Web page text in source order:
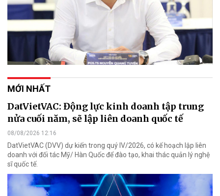
MỚI NHẤT
DatVietVAC: Động lực kinh doanh tập trung
nửa cuối năm, sẽ lập liên doanh quốc tế
08/08/2026 12:16
DatVietVAC (DVV) dự kiến trong quý IV/2026, có kế hoạch lập liên
doanh với đối tác Mỹ/ Hàn Quốc để đào tạo, khai thác quản lý nghệ
sĩ quốc tế.